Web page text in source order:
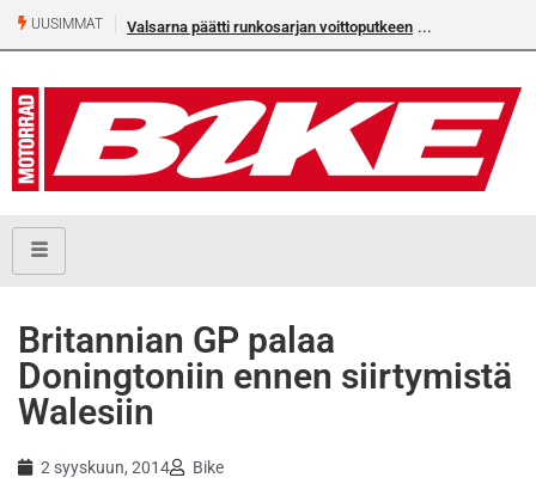
UUSIMMAT Valsarna päätti runkosarjan voittoputkeen
Britannian GP palaa
Doningtoniin ennen siirtymistä
Walesiin
2 syyskuun, 2014 Bike